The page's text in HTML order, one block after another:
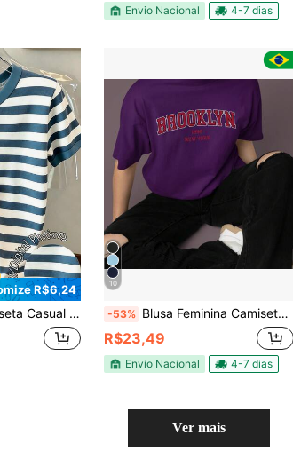
Envio Nacional 4-7 dias
R$6,24
com Gola Redonda e Listras Versátil
10
-53% Blusa Feminina Camiseta Gola Redonda Estampada Brooklyn New York Blusinha 100% Algodão Tshirt
R$23,49
Envio Nacional 4-7 dias
Ver mais